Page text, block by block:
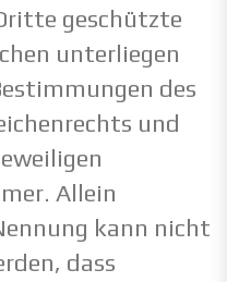
geschützte
unterliegen
des
und
Allein
kann nicht
dass